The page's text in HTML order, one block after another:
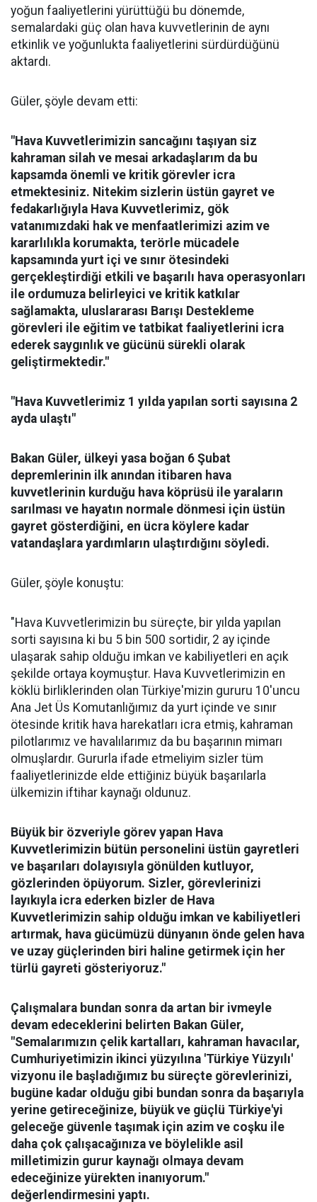
yoğun faaliyetlerini yürüttüğü bu dönemde,
semalardaki güç olan hava kuvvetlerinin de aynı
etkinlik ve yoğunlukta faaliyetlerini sürdürdüğünü
aktardı.
Güler, şöyle devam etti:
"Hava Kuvvetlerimizin sancağını taşıyan siz
kahraman silah ve mesai arkadaşlarım da bu
kapsamda önemli ve kritik görevler icra
etmektesiniz. Nitekim sizlerin üstün gayret ve
fedakarlığıyla Hava Kuvvetlerimiz, gök
vatanımızdaki hak ve menfaatlerimizi azim ve
kararlılıkla korumakta, terörle mücadele
kapsamında yurt içi ve sınır ötesindeki
gerçekleştirdiği etkili ve başarılı hava operasyonları
ile ordumuza belirleyici ve kritik katkılar
sağlamakta, uluslararası Barışı Destekleme
görevleri ile eğitim ve tatbikat faaliyetlerini icra
ederek saygınlık ve gücünü sürekli olarak
geliştirmektedir."
"Hava Kuvvetlerimiz 1 yılda yapılan sorti sayısına 2
ayda ulaştı"
Bakan Güler, ülkeyi yasa boğan 6 Şubat
depremlerinin ilk anından itibaren hava
kuvvetlerinin kurduğu hava köprüsü ile yaraların
sarılması ve hayatın normale dönmesi için üstün
gayret gösterdiğini, en ücra köylere kadar
vatandaşlara yardımların ulaştırdığını söyledi.
Güler, şöyle konuştu:
"Hava Kuvvetlerimizin bu süreçte, bir yılda yapılan
sorti sayısına ki bu 5 bin 500 sortidir, 2 ay içinde
ulaşarak sahip olduğu imkan ve kabiliyetleri en açık
şekilde ortaya koymuştur. Hava Kuvvetlerimizin en
köklü birliklerinden olan Türkiye'mizin gururu 10'uncu
Ana Jet Üs Komutanlığımız da yurt içinde ve sınır
ötesinde kritik hava harekatları icra etmiş, kahraman
pilotlarımız ve havalılarımız da bu başarının mimarı
olmuşlardır. Gururla ifade etmeliyim sizler tüm
faaliyetlerinizde elde ettiğiniz büyük başarılarla
ülkemizin iftihar kaynağı oldunuz.
Büyük bir özveriyle görev yapan Hava
Kuvvetlerimizin bütün personelini üstün gayretleri
ve başarıları dolayısıyla gönülden kutluyor,
gözlerinden öpüyorum. Sizler, görevlerinizi
layıkıyla icra ederken bizler de Hava
Kuvvetlerimizin sahip olduğu imkan ve kabiliyetleri
artırmak, hava gücümüzü dünyanın önde gelen hava
ve uzay güçlerinden biri haline getirmek için her
türlü gayreti gösteriyoruz."
Çalışmalara bundan sonra da artan bir ivmeyle
devam edeceklerini belirten Bakan Güler,
"Semalarımızın çelik kartalları, kahraman havacılar,
Cumhuriyetimizin ikinci yüzyılına 'Türkiye Yüzyılı'
vizyonu ile başladığımız bu süreçte görevlerinizi,
bugüne kadar olduğu gibi bundan sonra da başarıyla
yerine getireceğinize, büyük ve güçlü Türkiye'yi
geleceğe güvenle taşımak için azim ve coşku ile
daha çok çalışacağınıza ve böylelikle asil
milletimizin gurur kaynağı olmaya devam
edeceğinize yürekten inanıyorum."
değerlendirmesini yaptı.